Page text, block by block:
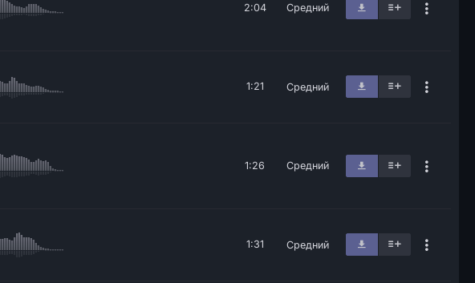
2:04 Средний
1:21 Средний
1:26 Средний
1:31 Средний